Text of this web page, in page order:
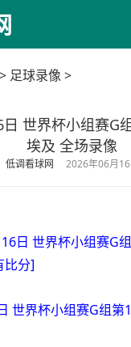
> 足球录像 >
世界杯小组赛G
埃及 全场录像
低调看球网 2026年06月
日 世界杯小组赛G
比分]
世界杯小组赛G组第